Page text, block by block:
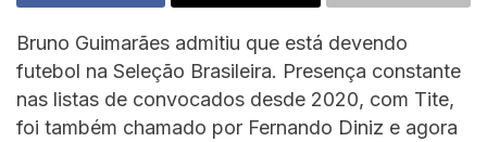
Bruno Guimarães admitiu que está devendo
futebol na Seleção Brasileira. Presença constante
nas listas de convocados desde 2020, com Tite,
foi também chamado por Fernando Diniz e agora